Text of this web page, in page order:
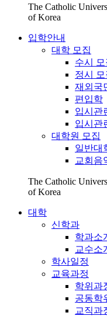
The Catholic
of Korea
입학안내
대학 모집
수시 모
정시 모
재외국
편입학
입시관
입시관
대학원 모집
일반대
교회음
The Catholic
of Korea
대학
신학과
학과소
교수소
학사일정
교육과정
학위과
공동학
교직과